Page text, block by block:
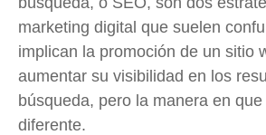
marketing digital que suelen
implican la promoción de un sitio
aumentar su visibilidad en los
búsqueda, pero la manera en
diferente.